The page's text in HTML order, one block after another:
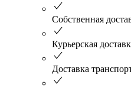
Собственная
Курьерская
Доставка